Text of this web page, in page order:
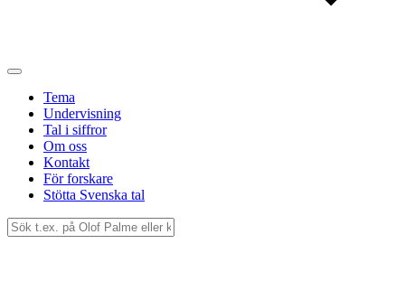
Tema
Undervisning
Tal i siffror
Om oss
Kontakt
För forskare
Stötta Svenska tal